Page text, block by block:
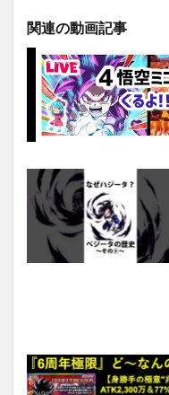
関連の動画記事